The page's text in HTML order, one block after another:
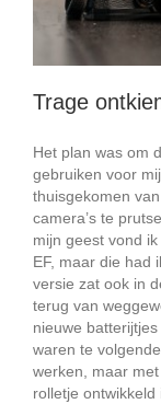
Trage
Het plan was om
gebruiken voor
thuisgekomen
camera’s te
mijn geest vond
EF, maar die had
versie zat ook in
terug van
nieuwe
waren te
werken, maar
rolletje